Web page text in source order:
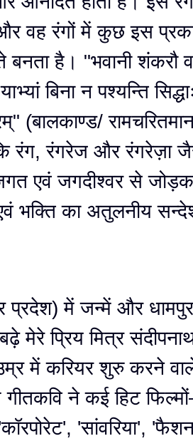
वह रंगों में कुछ इस
है। "भवानी शंकरौ
बिना न पश्यन्ति
(बालकाण्ड/
रंग, रंगरेज और रंगरेज़ा
एवं जगदीश्वर से
भक्ति का अतुलनीय
प्रदेश) में जन्‍में और धामपुर,
मेरे प्रिय मित्र
में करियर शुरु करने
गीतकवि ने कई हिट
'सांवरिया',